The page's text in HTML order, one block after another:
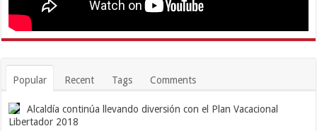
Popular Recent Tags Comments
Alcaldía continúa llevando diversión con el Plan Vacacional
Libertador 2018